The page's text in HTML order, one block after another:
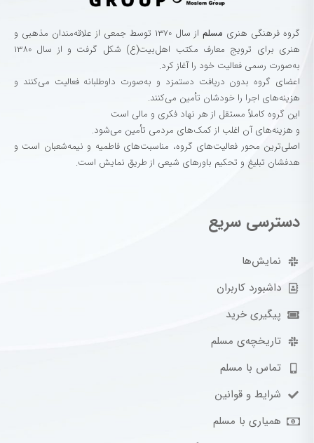
گروه‌ فرهنگی‌ هنری‌ مسلم
از سال ۱۳۷۰ توسط جمعی از علاقه‌مندان مذهبی و
هنری برای ترویج معارف مکتب اهل‌بیت(ع) شکل گرفت و از سال ۱۳۸۰
به‌صورت رسمی فعالیت خود را آغاز کرد.
اعضای گروه بدون دریافت دستمزد و به‌صورت داوطلبانه فعالیت می‌کنند و
هزینه‌های اجرا را خودشان تأمین می‌کنند.
این گروه کاملاً مستقل از هر نهاد فکری و مالی است
و هزینه‌های آن اغلب از کمک‌های مردمی تأمین می‌شود.
اصلی‌ترین محور فعالیت‌های گروه، مناسبت‌های فاطمیه و نیمه‌شعبان است و
هدفشان تبلیغ و تحکیم باورهای شیعی از طریق نمایش است.
دسترسی سریع
نمایش‌ها
داشبورد کاربران
پیگیری خرید
تاریخچه‌ی مسلم
تماس با مسلم
شرایط و قوانین
همیاری با مسلم